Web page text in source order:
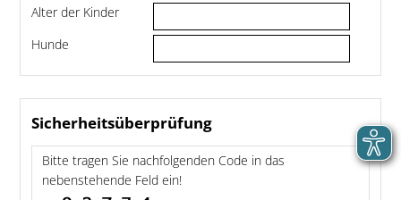
Alter der Kinder
Hunde
Sicherheitsüberprüfung
Bitte tragen Sie nachfolgenden Code in das
nebenstehende Feld ein!